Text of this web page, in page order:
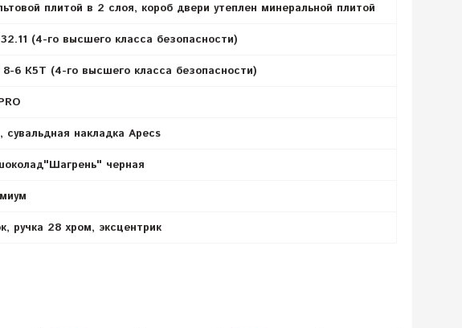
плитой в 2 слоя, короб двери утеплен минеральной плитой
(4-го высшего класса безопасности)
8-6 К5Т (4-го высшего класса безопасности)
сувальдная накладка Apecs
черная
ручка 28 хром, эксцентрик